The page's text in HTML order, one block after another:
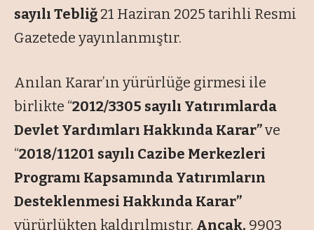
sayılı Tebliğ 21 Haziran 2025 tarihli Resmi
Gazetede yayınlanmıştır.
Anılan Karar’ın yürürlüğe girmesi ile
birlikte “2012/3305 sayılı Yatırımlarda
Devlet Yardımları Hakkında Karar”ve
“2018/11201 sayılı Cazibe Merkezleri
Programı Kapsamında Yatırımların
Desteklenmesi Hakkında Karar”
yürürlükten kaldırılmıştır. Ancak, 9903